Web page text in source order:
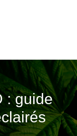
: guide